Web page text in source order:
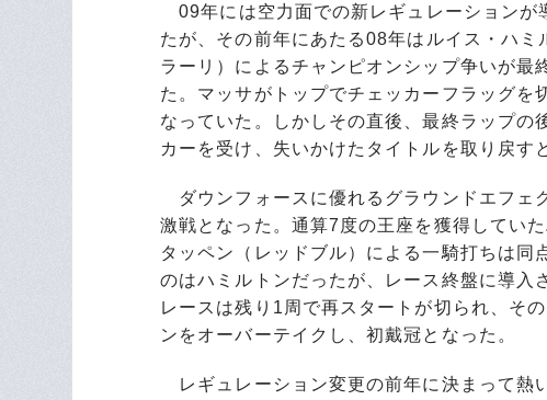
09年には空力面での新レギュレーションが
たが、その前年にあたる08年はルイス・ハ
ラーリ）によるチャンピオンシップ争いが最
た。マッサがトップでチェッカーフラッグを
なっていた。しかしその直後、最終ラップの
カーを受け、失いかけたタイトルを取り戻す
ダウンフォースに優れるグラウンドエフェ
激戦となった。通算7度の王座を獲得してい
タッペン（レッドブル）による一騎打ちは同
のはハミルトンだったが、レース終盤に導入
レースは残り1周で再スタートが切られ、そ
ンをオーバーテイクし、初戴冠となった。
レギュレーション変更の前年に決まって熱